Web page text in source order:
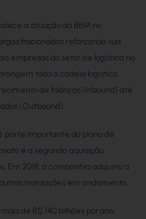
a atuação da BBM no
fracionadas reforçando sua
empresas do setor de logística no
toda a cadeia logística,
de fábricas (Inbound) até
(Outbound).
parte importante do plano de
é a segunda aquisição
Em 2018, a companhia adquiriu a
transações em andamento.
de R$ 140 bilhões por ano,